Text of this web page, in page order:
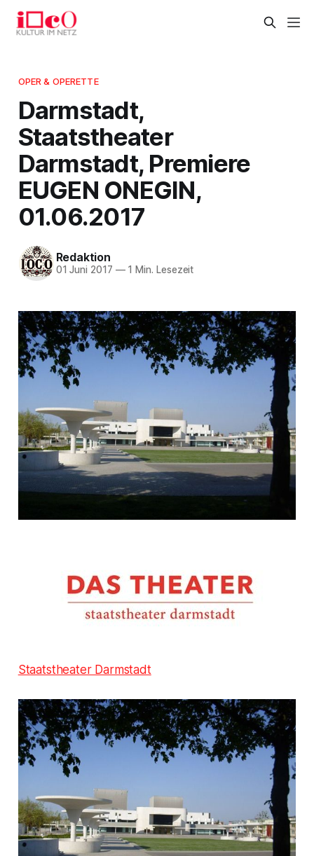
OPER & OPERETTE
Darmstadt,
Staatstheater
Darmstadt, Premiere
EUGEN ONEGIN,
01.06.2017
Redaktion
01 Juni 2017 —1 Min. Lesezeit
Staatstheater Darmstadt